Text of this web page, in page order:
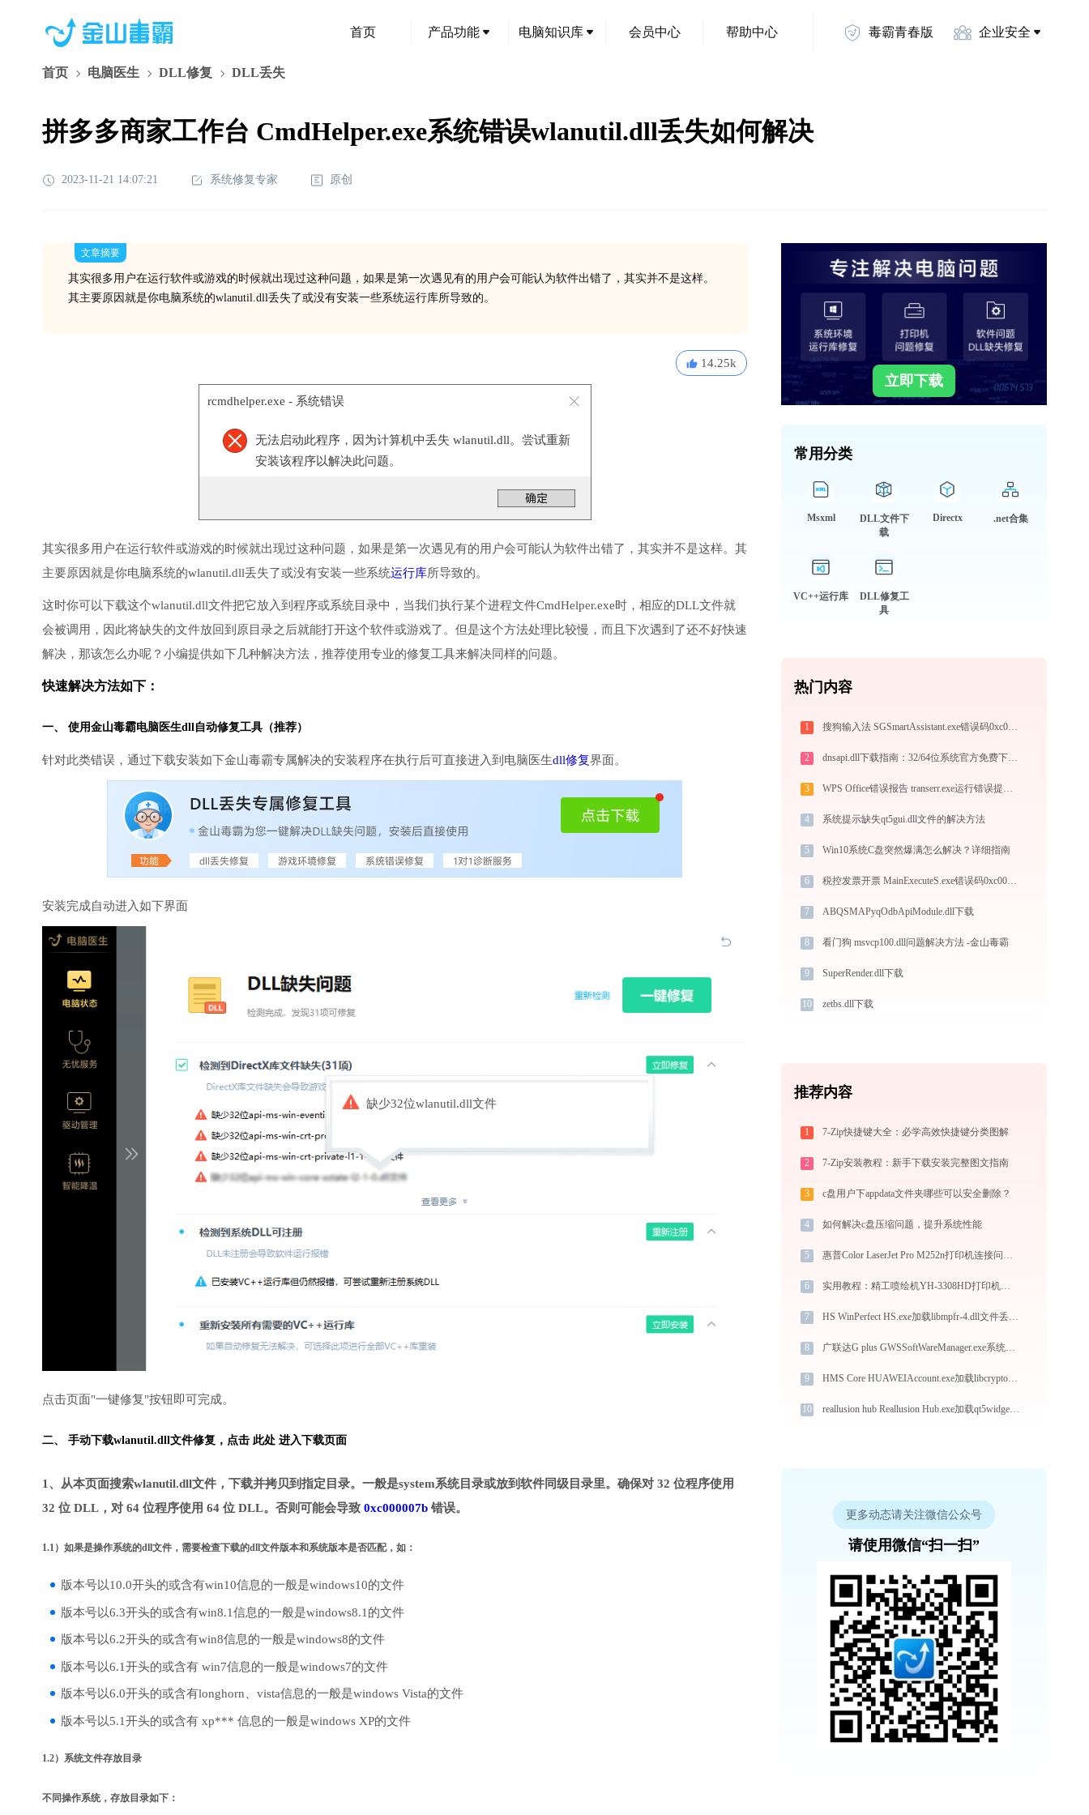
首页 产品功能 电脑知识库 会员中心 帮助中心 毒霸青春版 企业安全
首页 电脑医生 DLL修复 DLL丢失
拼多多商家工作台 CmdHelper.exe系统错误wlanutil.dll丢失如何解决
2023-11-21 14:07:21 系统修复专家 原创
文章摘要
其实很多用户在运行软件或游戏的时候就出现过这种问题，如果是第一次遇见有的用户会可能认为软件出错了，其实并不是这样。
其主要原因就是你电脑系统的wlanutil.dll丢失了或没有安装一些系统运行库所导致的。
14.25k
rcmdhelper.exe - 系统错误
无法启动此程序，因为计算机中丢失 wlanutil.dll。尝试重新
安装该程序以解决此问题。
其实很多用户在运行软件或游戏的时候就出现过这种问题，如果是第一次遇见有的用户会可能认为软件出错了，其实并不是这样。其
主要原因就是你电脑系统的wlanutil.dll丢失了或没有安装一些系统运行库所导致的。
这时你可以下载这个wlanutil.dll文件把它放入到程序或系统目录中，当我们执行某个进程文件CmdHelper.exe时，相应的DLL文件就
会被调用，因此将缺失的文件放回到原目录之后就能打开这个软件或游戏了。但是这个方法处理比较慢，而且下次遇到了还不好快速
解决，那该怎么办呢？小编提供如下几种解决方法，推荐使用专业的修复工具来解决同样的问题。
快速解决方法如下：
一、 使用金山毒霸电脑医生dll自动修复工具（推荐）
针对此类错误，通过下载安装如下金山毒霸专属解决的安装程序在执行后可直接进入到电脑医生dll修复界面。
安装完成自动进入如下界面
缺少32位wlanutil.dll文件
点击页面"一键修复"按钮即可完成。
二、 手动下载wlanutil.dll文件修复， 点击 此处 进入下载页面
1、从本页面搜索wlanutil.dll文件，下载并拷贝到指定目录。一般是system系统目录或放到软件同级目录里。确保对 32 位程序使用
32 位 DLL，对 64 位程序使用 64 位 DLL。否则可能会导致 0xc000007b 错误。
1.1）如果是操作系统的dll文件，需要检查下载的dll文件版本和系统版本是否匹配，如：
版本号以10.0开头的或含有win10信息的一般是windows10的文件
版本号以6.3开头的或含有win8.1信息的一般是windows8.1的文件
版本号以6.2开头的或含有win8信息的一般是windows8的文件
版本号以6.1开头的或含有 win7信息的一般是windows7的文件
版本号以6.0开头的或含有longhorn、vista信息的一般是windows Vista的文件
版本号以5.1开头的或含有 xp*** 信息的一般是windows XP的文件
1.2）系统文件存放目录
不同操作系统，存放目录如下：
立即下载
常用分类
Msxml
DLL文件下
载
Directx .net合集
VC++运行库
DLL修复工
具
热门内容
1 搜狗输入法 SGSmartAssistant.exe错误码0xc000007b处理办法
2 dnsapi.dll下载指南：32/64位系统官方免费下载与安装教程
3 WPS Office错误报告 transerr.exe运行错误提示0xc000000d的解决办法
4 系统提示缺失qt5gui.dll文件的解决方法
5 Win10系统C盘突然爆满怎么解决？详细指南
6 税控发票开票 MainExecuteS.exe错误码0xc000000d处理办法
7 ABQSMAPyqOdbApiModule.dll下载
8 看门狗 msvcp100.dll问题解决方法 -金山毒霸
9 SuperRender.dll下载
10 zetbs.dll下载
推荐内容
1 7-Zip快捷键大全：必学高效快捷键分类图解
2 7-Zip安装教程：新手下载安装完整图文指南
3 c盘用户下appdata文件夹哪些可以安全删除？
4 如何解决c盘压缩问题，提升系统性能
5 惠普Color LaserJet Pro M252n打印机连接问题解决方法 - 金山毒霸
6 实用教程：精工喷绘机YH-3308HD打印机驱动的下载与安装技巧
7 HS WinPerfect HS.exe加载libmpfr-4.dll文件丢失处理办法
8 广联达G plus GWSSoftWareManager.exe系统错误msvcr100.dll丢失如何解决
9 HMS Core HUAWEIAccount.exe加载libcrypto-1_1-x64.dll文件丢失处理办法
10 reallusion hub Reallusion Hub.exe加载qt5widgets.dll文件丢失处理办法
更多动态请关注微信公众号
请使用微信“扫一扫”